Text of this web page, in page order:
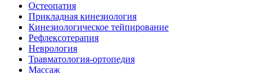
Остеопатия
Прикладная кинезиология
Кинезиологическое тейпирование
Рефлексотерапия
Неврология
Травматология-ортопедия
Массаж